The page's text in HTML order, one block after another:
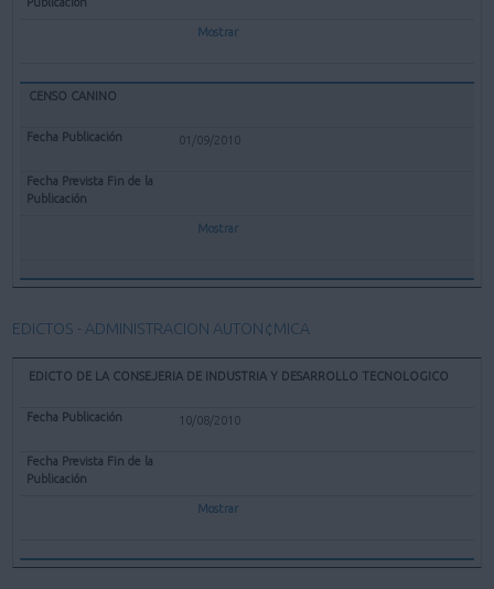
Mostrar
CENSO CANINO
01/09/2010
Mostrar
EDICTOS - ADMINISTRACION AUTON¢MICA
EDICTO DE LA CONSEJERIA DE INDUSTRIA Y DESARROLLO TECNOLOGICO
10/08/2010
Mostrar